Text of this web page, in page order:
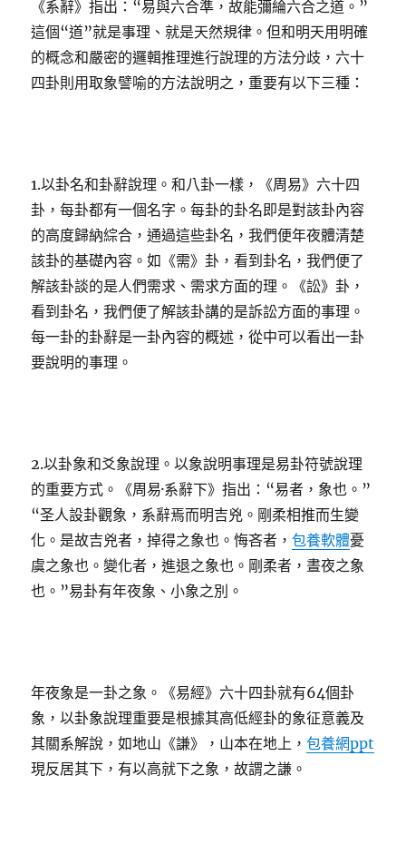
《系辭》指出：“易與六合準，故能彌綸六合之道。”
這個“道”就是事理、就是天然規律。但和明天用明確
的概念和嚴密的邏輯推理進行說理的方法分歧，六十
四卦則用取象譬喻的方法說明之，重要有以下三種：
1.以卦名和卦辭說理。和八卦一樣，《周易》六十四
卦，每卦都有一個名字。每卦的卦名即是對該卦內容
的高度歸納綜合，通過這些卦名，我們便年夜體清楚
該卦的基礎內容。如《需》卦，看到卦名，我們便了
解該卦談的是人們需求、需求方面的理。《訟》卦，
看到卦名，我們便了解該卦講的是訴訟方面的事理。
每一卦的卦辭是一卦內容的概述，從中可以看出一卦
要說明的事理。
2.以卦象和爻象說理。以象說明事理是易卦符號說理
的重要方式。《周易·系辭下》指出：“易者，象也。”
“圣人設卦觀象，系辭焉而明吉兇。剛柔相推而生變
化。是故吉兇者，掉得之象也。悔吝者，包養軟體憂
虞之象也。變化者，進退之象也。剛柔者，晝夜之象
也。”易卦有年夜象、小象之別。
年夜象是一卦之象。《易經》六十四卦就有64個卦
象，以卦象說理重要是根據其高低經卦的象征意義及
其關系解說，如地山《謙》，山本在地上，包養網ppt
現反居其下，有以高就下之象，故謂之謙。